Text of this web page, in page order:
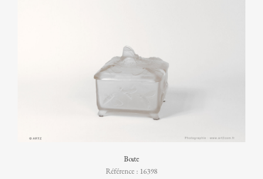
Boîte
Référence : 16398